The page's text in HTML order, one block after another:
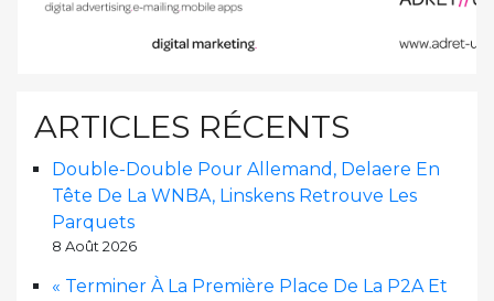
ARTICLES RÉCENTS
Double-Double Pour Allemand, Delaere En
Tête De La WNBA, Linskens Retrouve Les
Parquets
8 Août 2026
« Terminer À La Première Place De La P2A Et